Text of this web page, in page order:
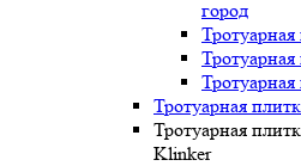
город
Тротуарная
Тротуарная
Klinker